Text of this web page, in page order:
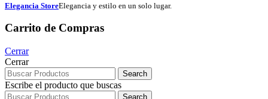
Elegancia StoreElegancia y estilo en un solo lugar.
Carrito de Compras
Cerrar
Cerrar
Search
Escribe el producto que buscas
Search